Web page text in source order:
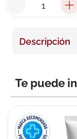
Descripción
Te puede
cerave
7. degraler
9 isdin
10.pañales